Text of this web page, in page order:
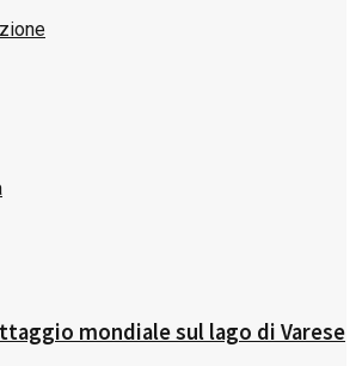
mondiale sul lago di Varese